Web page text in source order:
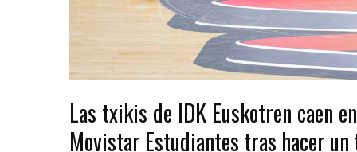
Las txikis de IDK Euskotren caen
Movistar Estudiantes tras hacer